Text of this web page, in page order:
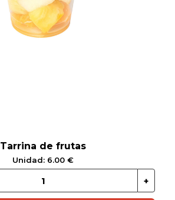
Tarrina de frutas
Unidad: 6.00 €